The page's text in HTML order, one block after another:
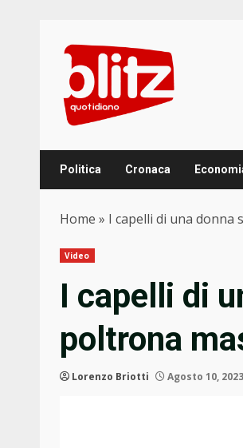
content
Politica Cronaca
Home » I capelli di una donna
Video
I capelli di
poltrona
Lorenzo Briotti Agosto 10, 2023